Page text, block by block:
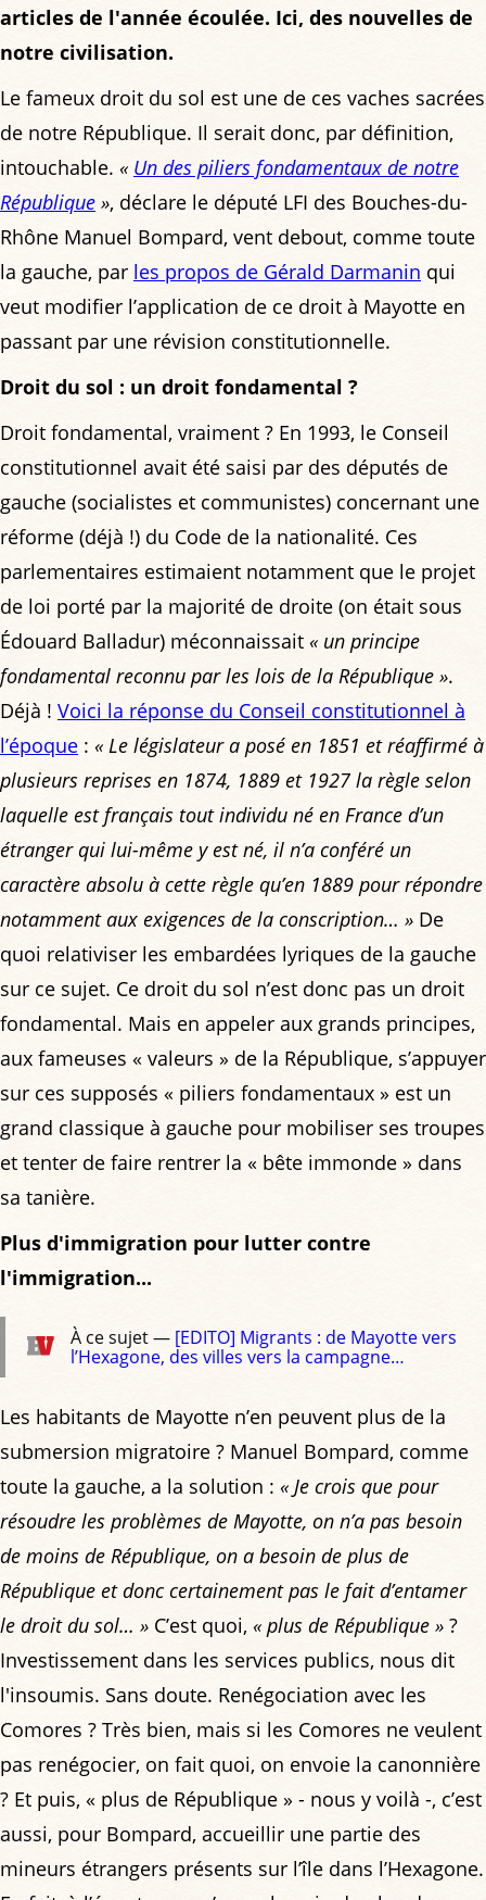
articles de l'année écoulée. Ici, des nouvelles de
notre civilisation.
Le fameux droit du sol est une de ces vaches sacrées
de notre République. Il serait donc, par définition,
intouchable. « Un des piliers fondamentaux de notre
République », déclare le député LFI des Bouches-du-
Rhône Manuel Bompard, vent debout, comme toute
la gauche, par les propos de Gérald Darmanin qui
veut modifier l’application de ce droit à Mayotte en
passant par une révision constitutionnelle.
Droit du sol : un droit fondamental ?
Droit fondamental, vraiment ? En 1993, le Conseil
constitutionnel avait été saisi par des députés de
gauche (socialistes et communistes) concernant une
réforme (déjà !) du Code de la nationalité. Ces
parlementaires estimaient notamment que le projet
de loi porté par la majorité de droite (on était sous
Édouard Balladur) méconnaissait « un principe
fondamental reconnu par les lois de la République ».
Déjà ! Voici la réponse du Conseil constitutionnel à
l’époque : « Le législateur a posé en 1851 et réaffirmé à
plusieurs reprises en 1874, 1889 et 1927 la règle selon
laquelle est français tout individu né en France d’un
étranger qui lui-même y est né, il n’a conféré un
caractère absolu à cette règle qu’en 1889 pour répondre
notamment aux exigences de la conscription… » De
quoi relativiser les embardées lyriques de la gauche
sur ce sujet. Ce droit du sol n’est donc pas un droit
fondamental. Mais en appeler aux grands principes,
aux fameuses « valeurs » de la République, s’appuyer
sur ces supposés « piliers fondamentaux » est un
grand classique à gauche pour mobiliser ses troupes
et tenter de faire rentrer la « bête immonde » dans
sa tanière.
Plus d'immigration pour lutter contre
l'immigration...
À ce sujet — [EDITO] Migrants : de Mayotte vers
l’Hexagone, des villes vers la campagne…
Les habitants de Mayotte n’en peuvent plus de la
submersion migratoire ? Manuel Bompard, comme
toute la gauche, a la solution : « Je crois que pour
résoudre les problèmes de Mayotte, on n’a pas besoin
de moins de République, on a besoin de plus de
République et donc certainement pas le fait d’entamer
le droit du sol… » C’est quoi, « plus de République » ?
Investissement dans les services publics, nous dit
l'insoumis. Sans doute. Renégociation avec les
Comores ? Très bien, mais si les Comores ne veulent
pas renégocier, on fait quoi, on envoie la canonnière
? Et puis, « plus de République » - nous y voilà -, c’est
aussi, pour Bompard, accueillir une partie des
mineurs étrangers présents sur l’île dans l’Hexagone.